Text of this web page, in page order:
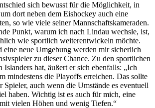
sich bewusst für die Möglichkeit, in
dort neben dem Eishockey auch eine
so wie viele seiner Mannschaftskameraden.
Punkt, warum ich nach Lindau wechsle, ist,
wie sportlich weiterentwickeln möchte.
eine neue Umgebung werden mir sicherlich
zu dieser Chance. Zu den sportlichen
Islanders hat, äußert er sich ebenfalls: „Ich
mindestens die Playoffs erreichen. Das sollte
Spieler, auch wenn die Umstände es eventuell
haben. Wichtig ist es auch für mich, eine
vielen Höhen und wenig Tiefen.“